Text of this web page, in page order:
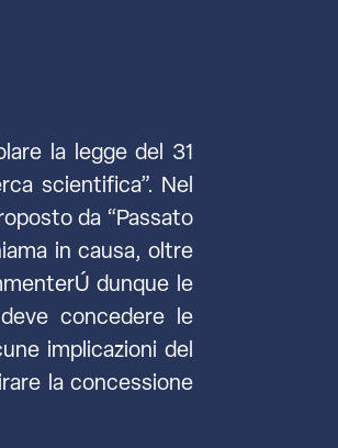
la legge del 31
scientifica”. Nel
da “Passato
in causa, oltre
dunque le
concedere le
implicazioni del
la concessione